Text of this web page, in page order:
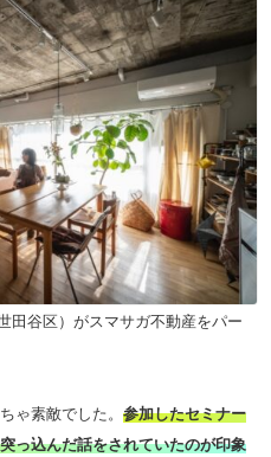
田谷区）がスマサガ不動産をパー
ゃ素敵でした。参加したセミナー
っ込んだ話をされていたのが印象